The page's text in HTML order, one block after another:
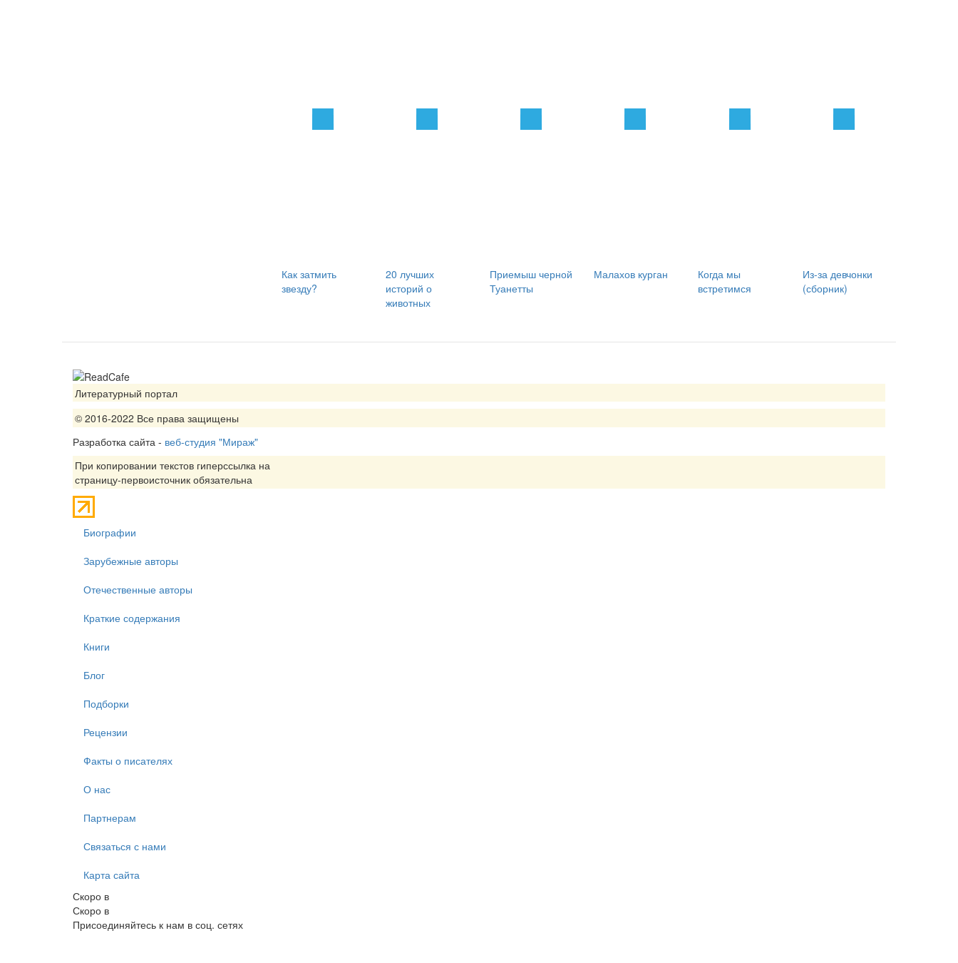
Как затмить
звезду?
20 лучших
историй о
животных
Приемыш черной
Туанетты
Малахов курган
Когда мы
встретимся
Из-за девчонки
(сборник)
Литературный портал
© 2016-2022 Все права защищены
Разработка сайта - веб-студия "Мираж"
При копировании текстов гиперссылка на
страницу-первоисточник обязательна
Биографии
Зарубежные авторы
Отечественные авторы
Краткие содержания
Книги
Блог
Подборки
Рецензии
Факты о писателях
О нас
Партнерам
Связаться с нами
Карта сайта
Скоро в
Скоро в
Присоединяйтесь к нам в соц. сетях